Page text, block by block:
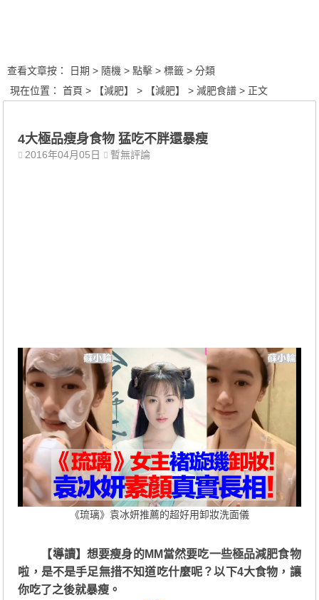
查看文章按： 日期 > 隨機 > 點擊 > 標籤 > 分類
現在位置：首頁 > 【減肥】 > 【減肥】 >減肥食譜 > 正文
4大極品瘦身食物 猛吃不胖還暴瘦
2016年04月05日 暫無評論
《琉璃》袁冰妍推薦的超好用卸妝洗面儀
【導讀】想要瘦身的MM當然要吃一些極品減肥食物
啦，是不是手足無措不知道吃什麼呢？以下4大食物，讓
你吃了之後就暴瘦。